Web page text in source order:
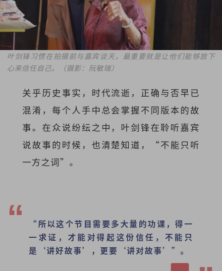
叶剑锋习惯在拍摄前与嘉宾谈天，最重要就是让他们能够放下
心来信任自己。（摄影：阮敏瑞）
关乎历史事实，时代流逝，正确与否早已
混淆，每个人手中总会掌握不同版本的故
事。在众说纷纭之中，叶剑锋在聆听嘉宾
说故事的时候，也清楚知道，“不能只听
一方之词”。
“所以这个节目需要多大量的功课，得一
一求证，才能对得起这份信任，不能只
是‘讲好故事’，更要‘讲对故事’”。